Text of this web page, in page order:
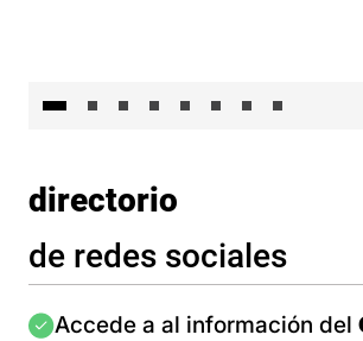
directorio
de redes sociales
Imagen
Accede a al información del